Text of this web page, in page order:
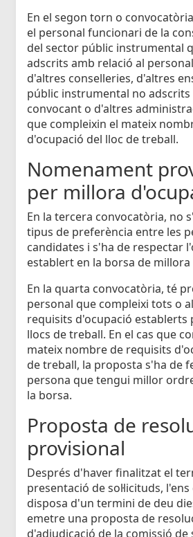
En el segon torn o
el personal funcionari de la
del sector públic instrumental
adscrits amb relació al
d'altres conselleries, d'altres
públic instrumental no adscrits
convocant o d'altres
que compleixin el mateix
d'ocupació del lloc de treball.
Nomenament
per millora
En la tercera convocatòria, no
tipus de preferència entre les
candidates i s'ha de respectar
establert en la borsa de
En la quarta convocatòria, té
personal que compleixi tots o
requisits d'ocupació establerts
llocs de treball. En el cas que
mateix nombre de requisits
de treball, la proposta s'ha de
persona que tengui millor
la borsa.
Proposta de
provisional
Després d'haver finalitzat el
presentació de sol·licituds,
disposa d'un termini de deu
emetre una proposta de
d'adjudicació de la comissió de